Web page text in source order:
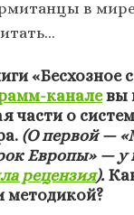
в
«Бесхозное
каналевы
части о
(О первой —
Европы» — у
рецензия).
методикой?